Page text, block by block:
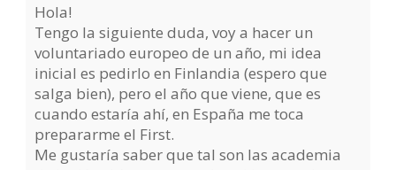
Hola!
Tengo la siguiente duda, voy a hacer un
voluntariado europeo de un año, mi idea
inicial es pedirlo en Finlandia (espero que
salga bien), pero el año que viene, que es
cuando estaría ahí, en España me toca
prepararme el First.
Me gustaría saber que tal son las academia